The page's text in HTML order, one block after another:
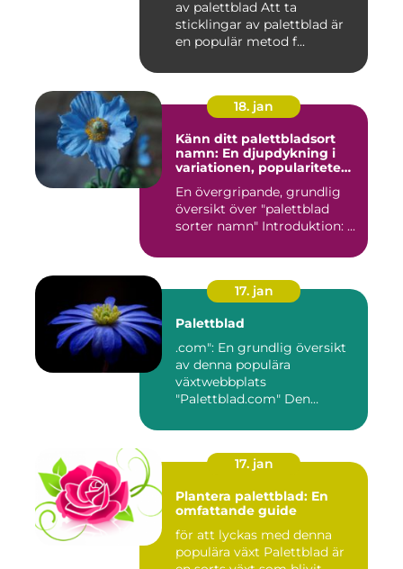
av palettblad Att ta
sticklingar av palettblad är
en populär metod f...
18. jan
Känn ditt palettbladsort
namn: En djupdykning i
variationen, populariteten
En övergripande, grundlig
översikt över "palettblad
sorter namn" Introduktion: ...
17. jan
Palettblad
.com": En grundlig översikt
av denna populära
växtwebbplats
"Palettblad.com" Den
17. jan
Plantera palettblad: En
omfattande guide
för att lyckas med denna
populära växt Palettblad är